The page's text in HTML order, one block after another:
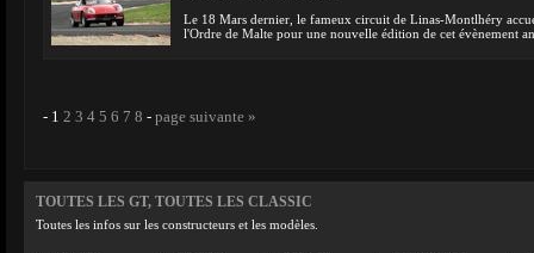
Le 18 Mars dernier, le fameux circuit de Linas-Montlhéry
l'Ordre de Malte pour une nouvelle édition de cet évènement
- 1 2 3 4 5 6 7 8 - page suivante »
TOUTES LES GT, TOUTES LES CLASSIC
Toutes les infos sur les constructeurs et les modèles.